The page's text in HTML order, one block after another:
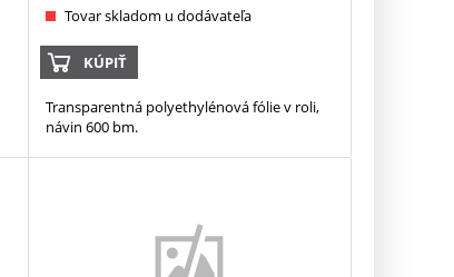
Tovar skladom u dodávateľa
KÚPIŤ
Transparentná polyethylénová fólie v roli,
návin 600 bm.